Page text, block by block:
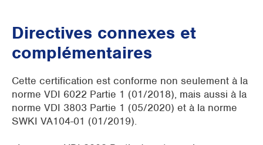
Directives connexes et
complémentaires
Cette certification est conforme non seulement à la
norme VDI 6022 Partie 1 (01/2018), mais aussi à la
norme VDI 3803 Partie 1 (05/2020) et à la norme
SWKI VA104-01 (01/2019).